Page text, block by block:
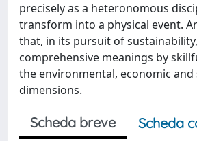
precisely as a heteronomous
transform into a physical event.
that, in its pursuit of
comprehensive meanings by
the environmental, economic and
dimensions.
Scheda breve
Scheda